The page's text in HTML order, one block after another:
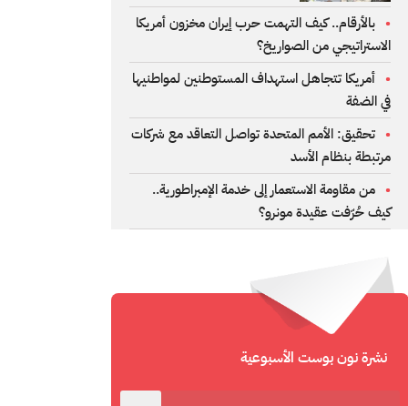
بالأرقام.. كيف التهمت حرب إيران مخزون أمريكا
الاستراتيجي من الصواريخ؟
أمريكا تتجاهل استهداف المستوطنين لمواطنيها
في الضفة
تحقيق: الأمم المتحدة تواصل التعاقد مع شركات
مرتبطة بنظام الأسد
من مقاومة الاستعمار إلى خدمة الإمبراطورية..
كيف حُرّفت عقيدة مونرو؟
نشرة نون بوست الأسبوعية